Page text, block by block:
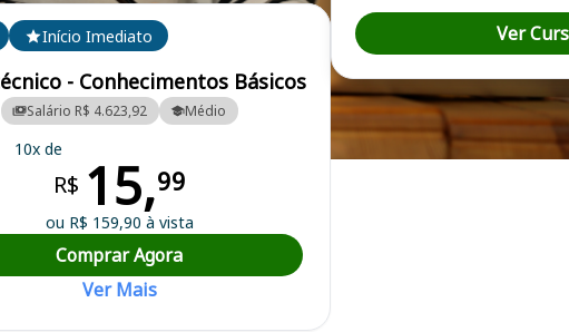
Municipal de Água e Esgotos
Início Imediato
- Conhecimentos Básicos
Salário R$ 4.623,92 Médio
10x de
R$ 15,99
ou R$ 159,90 à vista
Comprar Agora
Ver Mais
Ver